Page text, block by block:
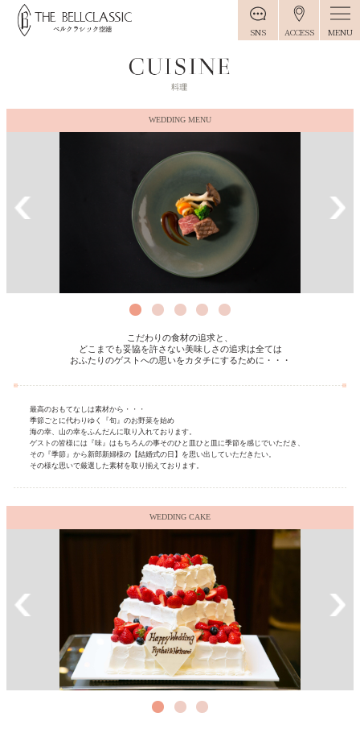
SNS ACCESS MENU
WEDDING MENU
こだわりの食材の追求と、
どこまでも妥協を許さない美味しさの追求は全ては
おふたりのゲストへの思いをカタチにするために・・・
最高のおもてなしは素材から・・・
季節ごとに代わりゆく『旬』のお野菜を始め
海の幸、山の幸をふんだんに取り入れております。
ゲストの皆様には『味』はもちろんの事そのひと皿ひと皿に季節を感じでいただき、
その『季節』から新郎新婦様の【結婚式の日】を思い出していただきたい。
その様な思いで厳選した素材を取り揃えております。
WEDDING CAKE